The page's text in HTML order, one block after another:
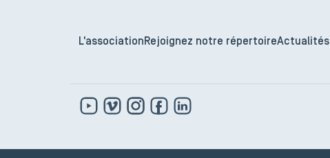
L'association Rejoignez notre répertoireActualités